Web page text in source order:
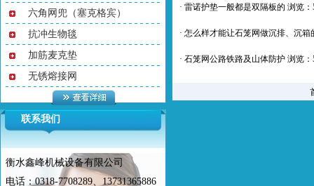
六角网兜（塞克格宾）
抗冲生物毯
加筋麦克垫
无锈熔接网
联系我们
衡水鑫峰机械设备有限公司
电话：0318-7708289、13731365886
· 雷诺护垫一般都是双隔板的 浏览：
· 怎么样才能让石笼网做沉排、沉箱
· 石笼网公路铁路及山体防护 浏览：